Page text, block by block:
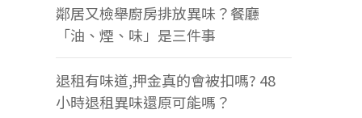
鄰居又檢舉廚房排放異味？餐廳
「油、煙、味」是三件事
退租有味道,押金真的會被扣嗎? 48
小時退租異味還原可能嗎？